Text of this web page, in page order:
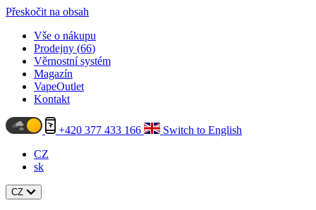
Přeskočit na obsah
Vše o nákupu
Prodejny (66)
Věrnostní systém
Magazín
VapeOutlet
Kontakt
+420 377 433 166
Switch to English
CZ
sk
CZ